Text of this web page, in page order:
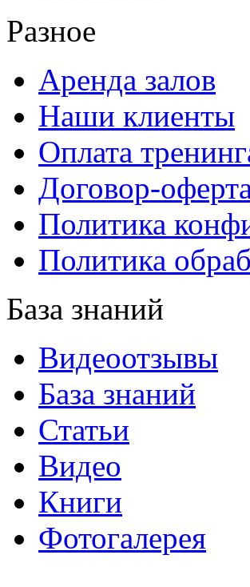
Разное
Аренда залов
Наши клиенты
Оплата
Договор-
Политика
Политика
База знаний
Видеоотзывы
База знаний
Статьи
Видео
Книги
Фотогалерея